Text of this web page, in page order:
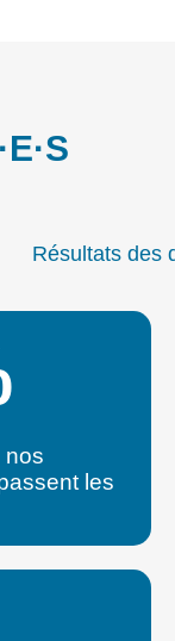
Résultats des
nos
les